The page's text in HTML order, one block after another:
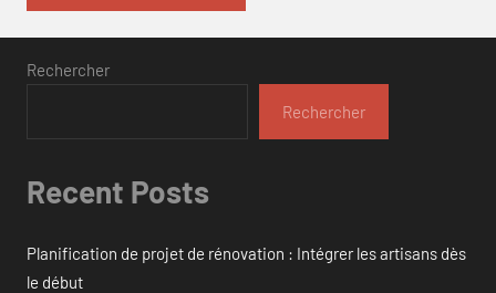
Rechercher
Rechercher
Recent Posts
Planification de projet de rénovation : Intégrer les artisans dès
le début